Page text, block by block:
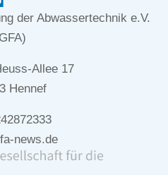
der Abwassertechnik e.V.
Allee 17
Hennef
news.de